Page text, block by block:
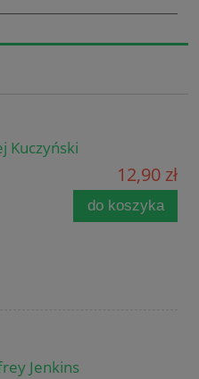
Kuczyński
12,90 zł
do koszyka
Jenkins